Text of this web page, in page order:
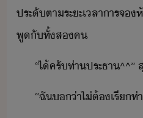
ประั​ตา​ระะเลา​าร​จ
พู​ั​ทั้ส​ค
“​ไ้​ครั​ท่า​ประธา
“​ฉั​่า​ไ่ต้​เรี​ท่